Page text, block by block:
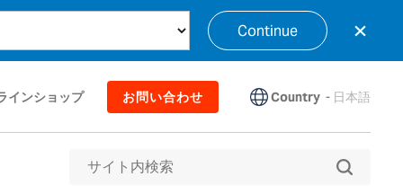
Continue ×
インショップ お問い合わせ Country - 日本語